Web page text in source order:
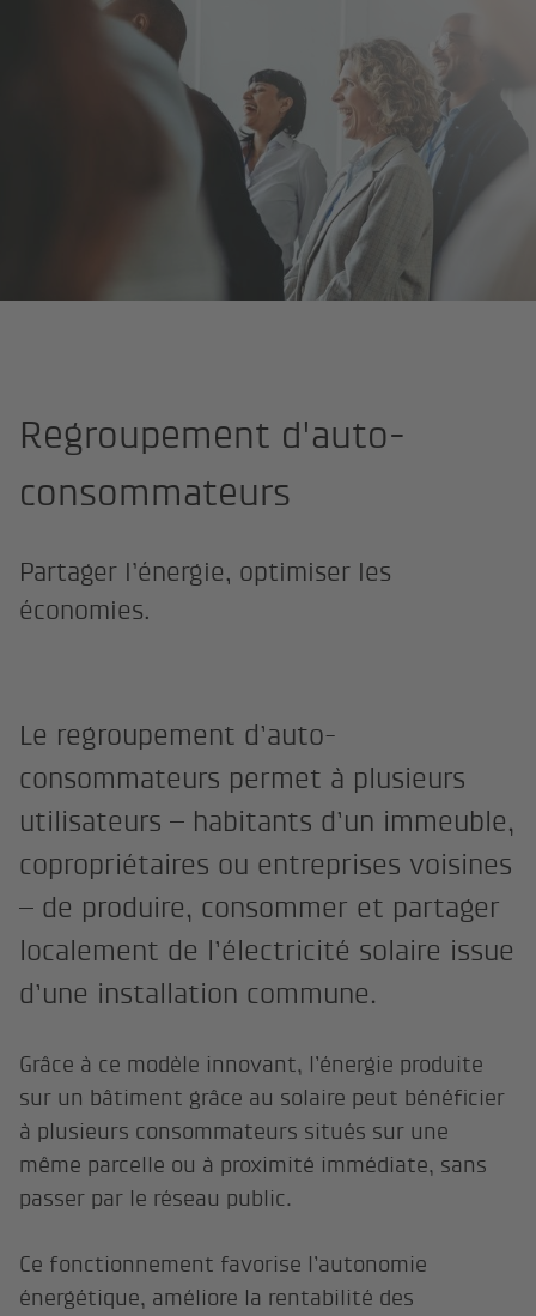
Regroupement d'auto-
consommateurs
Partager l’énergie, optimiser les
économies.
Le regroupement d’auto-
consommateurs permet à plusieurs
utilisateurs – habitants d’un immeuble,
copropriétaires ou entreprises voisines
– de produire, consommer et partager
localement de l’électricité solaire issue
d’une installation commune.
Grâce à ce modèle innovant, l’énergie produite
sur un bâtiment grâce au solaire peut bénéficier
à plusieurs consommateurs situés sur une
même parcelle ou à proximité immédiate, sans
passer par le réseau public.
Ce fonctionnement favorise l’autonomie
énergétique, améliore la rentabilité des